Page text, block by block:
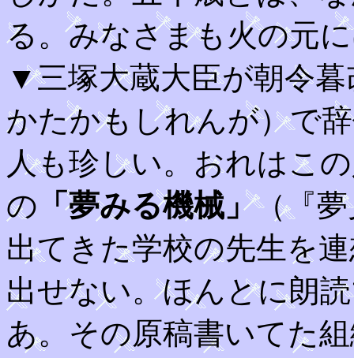
る。みなさまも火の元
▼三塚大蔵大臣が朝令
かたかもしれんが）で
人も珍しい。おれはこ
の 「夢みる機械」（『
出てきた学校の先生を
出せない。ほんとに朗
あ。その原稿書いてた